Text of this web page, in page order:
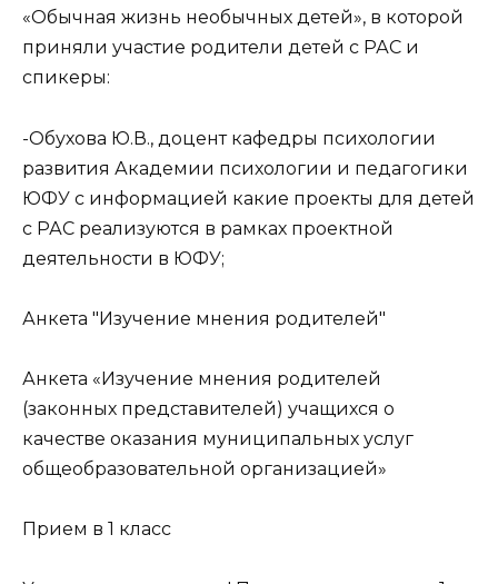
«Обычная жизнь необычных детей», в которой
приняли участие родители детей с РАС и
спикеры:
-Обухова Ю.В., доцент кафедры психологии
развития Академии психологии и педагогики
ЮФУ с информацией какие проекты для детей
с РАС реализуются в рамках проектной
деятельности в ЮФУ;
Анкета "Изучение мнения родителей"
Анкета «Изучение мнения родителей
(законных представителей) учащихся о
качестве оказания муниципальных услуг
общеобразовательной организацией»
Прием в 1 класс